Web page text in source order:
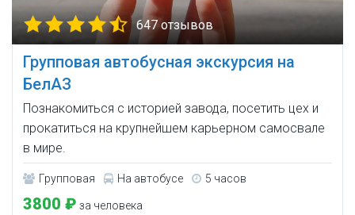
647 отзывов
Групповая автобусная экскурсия на
БелАЗ
Познакомиться с историей завода, посетить цех и
прокатиться на крупнейшем карьерном самосвале
в мире.
Групповая На автобусе 5 часов
3800 ₽ за человека